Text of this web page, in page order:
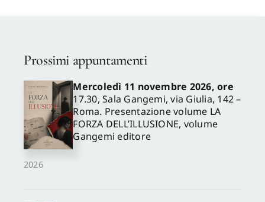
Prossimi appuntamenti
2026
Mercoledì 11 novembre 2026, ore
17.30, Sala Gangemi, via Giulia, 142 –
Roma. Presentazione volume LA
FORZA DELL’ILLUSIONE, volume
Gangemi editore